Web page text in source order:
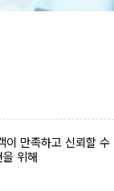
이 만족하고 신뢰할 수
위해